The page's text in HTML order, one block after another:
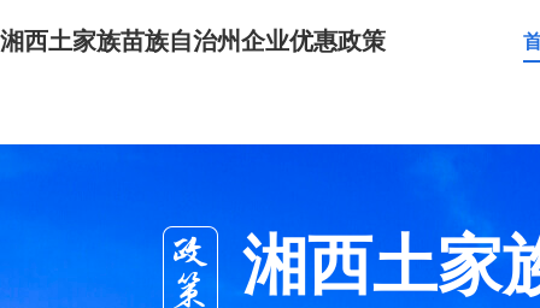
湘西土家族苗族自治州企业优惠政策
湘西土家